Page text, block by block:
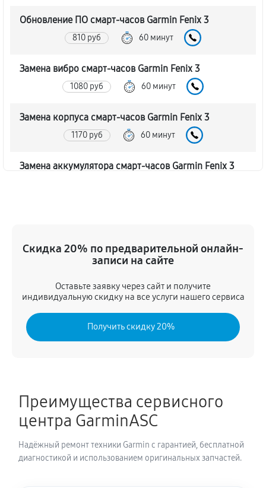
Обновление ПО смарт-часов Garmin Fenix 3
810 руб 60 минут
Замена вибро смарт-часов Garmin Fenix 3
1080 руб 60 минут
Замена корпуса смарт-часов Garmin Fenix 3
1170 руб 60 минут
Замена аккумулятора смарт-часов Garmin Fenix 3
Замена шлейфа матрицы
60 минут
Замена микрофона смарт-часов Garmin Fenix 3
1080 руб 60 минут
Замена Bluetooth смарт-часов Garmin Fenix 3
1800 руб 60 минут
Скидка 20% по предварительной онлайн-
записи на сайте
Оставьте заявку через сайт и получите
индивидуальную скидку на все услуги нашего сервиса
Получить скидку 20%
Преимущества сервисного
центра GarminASC
Надёжный ремонт техники Garmin с гарантией, бесплатной
диагностикой и использованием оригинальных запчастей.